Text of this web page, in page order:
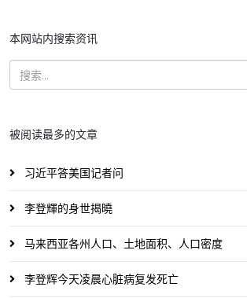
本网站内搜索资讯
被阅读最多的文章
习近平答美国记者问
李登輝的身世揭曉
马来西亚各州人口、土地面积、人口密度
李登辉今天凌晨心脏病复发死亡